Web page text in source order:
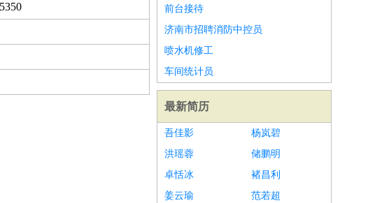
前台接待
济南市招聘消防中控员
喷水机修工
车间统计员
最新简历
吾佳影
杨岚碧
洪瑶蓉
储鹏明
卓恬冰
褚昌利
姜云瑜
范若超